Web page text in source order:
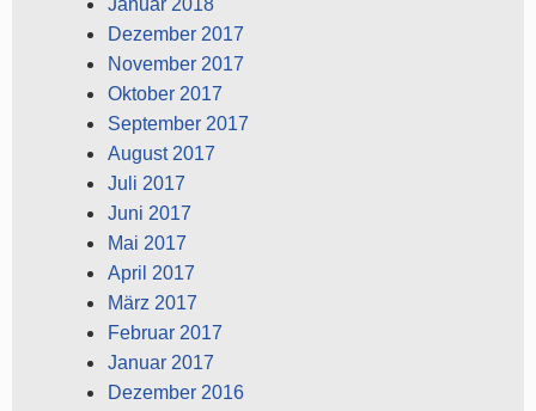
Januar 2018
Dezember 2017
November 2017
Oktober 2017
September 2017
August 2017
Juli 2017
Juni 2017
Mai 2017
April 2017
März 2017
Februar 2017
Januar 2017
Dezember 2016